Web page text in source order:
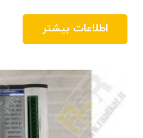
اطلاعات بیشتر